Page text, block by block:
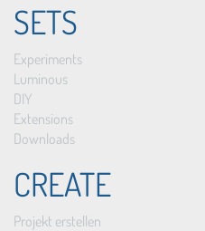
SETS
Experiments
Luminous
DIY
Extensions
Downloads
CREATE
Projekt erstellen